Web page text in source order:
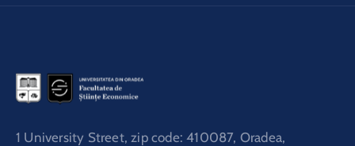
1 University Street, zip code: 410087, Oradea,